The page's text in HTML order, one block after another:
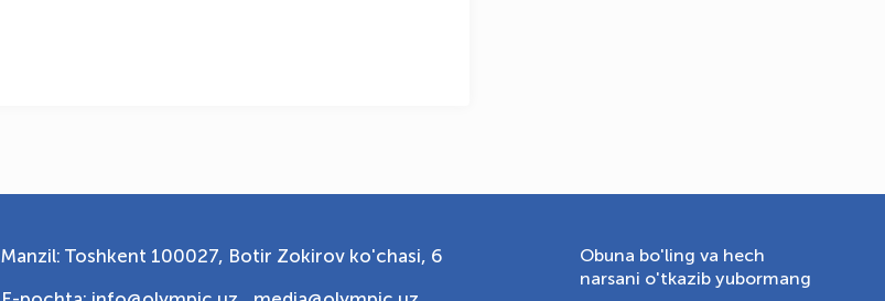
Manzil: Toshkent 100027, Botir Zokirov ko'chasi, 6
Obuna bo'ling va hech
narsani o'tkazib yubormang